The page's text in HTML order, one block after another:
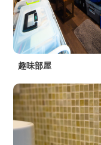
趣味部屋